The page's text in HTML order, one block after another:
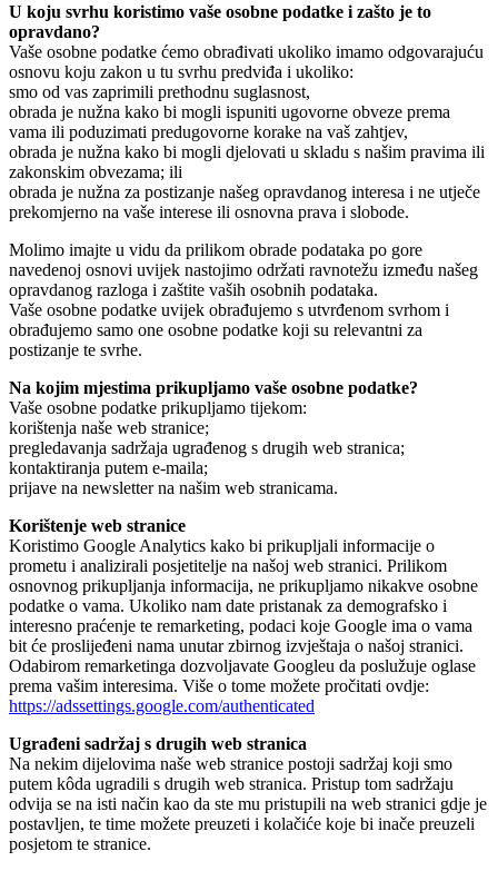
U koju svrhu koristimo vaše osobne podatke i zašto je to
opravdano?
Vaše osobne podatke ćemo obrađivati ukoliko imamo odgovarajuću
osnovu koju zakon u tu svrhu predviđa i ukoliko:
smo od vas zaprimili prethodnu suglasnost,
obrada je nužna kako bi mogli ispuniti ugovorne obveze prema
vama ili poduzimati predugovorne korake na vaš zahtjev,
obrada je nužna kako bi mogli djelovati u skladu s našim pravima ili
zakonskim obvezama; ili
obrada je nužna za postizanje našeg opravdanog interesa i ne utječe
prekomjerno na vaše interese ili osnovna prava i slobode.
Molimo imajte u vidu da prilikom obrade podataka po gore
navedenoj osnovi uvijek nastojimo održati ravnotežu između našeg
opravdanog razloga i zaštite vaših osobnih podataka.
Vaše osobne podatke uvijek obrađujemo s utvrđenom svrhom i
obrađujemo samo one osobne podatke koji su relevantni za
postizanje te svrhe.
Na kojim mjestima prikupljamo vaše osobne podatke?
Vaše osobne podatke prikupljamo tijekom:
korištenja naše web stranice;
pregledavanja sadržaja ugrađenog s drugih web stranica;
kontaktiranja putem e-maila;
prijave na newsletter na našim web stranicama.
Korištenje web stranice
Koristimo Google Analytics kako bi prikupljali informacije o
prometu i analizirali posjetitelje na našoj web stranici. Prilikom
osnovnog prikupljanja informacija, ne prikupljamo nikakve osobne
podatke o vama. Ukoliko nam date pristanak za demografsko i
interesno praćenje te remarketing, podaci koje Google ima o vama
bit će proslijeđeni nama unutar zbirnog izvještaja o našoj stranici.
Odabirom remarketinga dozvoljavate Googleu da poslužuje oglase
prema vašim interesima. Više o tome možete pročitati ovdje:
https://adssettings.google.com/authenticated
Ugrađeni sadržaj s drugih web stranica
Na nekim dijelovima naše web stranice postoji sadržaj koji smo
putem kôda ugradili s drugih web stranica. Pristup tom sadržaju
odvija se na isti način kao da ste mu pristupili na web stranici gdje je
postavljen, te time možete preuzeti i kolačiće koje bi inače preuzeli
posjetom te stranice.